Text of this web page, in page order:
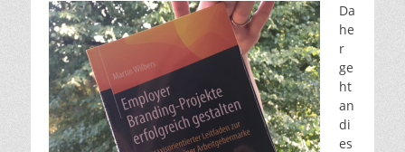
Da
he
r
ge
ht
an
di
es